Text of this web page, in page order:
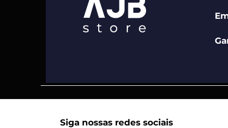
Siga nossas redes sociais